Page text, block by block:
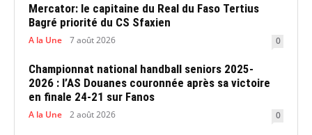
Mercator: le capitaine du Real du Faso Tertius
Bagré priorité du CS Sfaxien
A la Une 7 août 2026 0
Championnat national handball seniors 2025-
2026 : l’AS Douanes couronnée après sa victoire
en finale 24-21 sur Fanos
A la Une 2 août 2026 0